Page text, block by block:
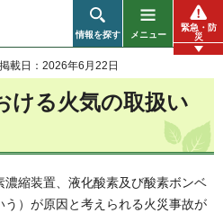
情報を探す メニュー
緊急・防
災
掲載日：2026年6月22日
ける火気の取扱い
縮装置、液化酸素及び酸素ボンベ
う）が原因と考えられる火災事故が